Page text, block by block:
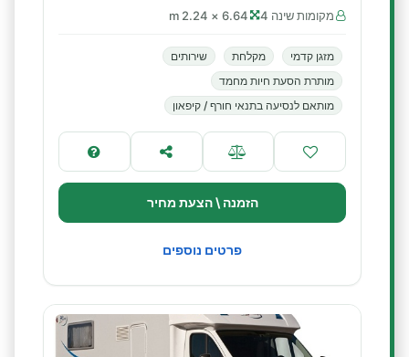
מקומות שינה 4 6.64 × 2.24 m
מזגן קדמי מקלחת
שירותים
מותרת הסעת חיות מחמד
מותאם לנסיעה בתנאי חורף / קיפאון
הזמנה \ הצעת מחיר
פרטים נוספים